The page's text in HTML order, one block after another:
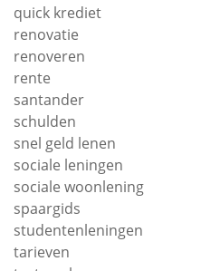
quick krediet
renovatie
renoveren
rente
santander
schulden
snel geld lenen
sociale leningen
sociale woonlening
spaargids
studentenleningen
tarieven